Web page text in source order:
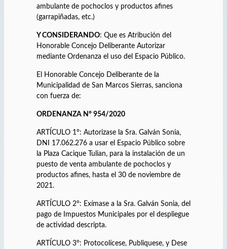
ambulante de pochoclos y productos afines
(garrapiñadas, etc.)
Y CONSIDERANDO: Que es Atribución del
Honorable Concejo Deliberante Autorizar
mediante Ordenanza el uso del Espacio Público.
El Honorable Concejo Deliberante de la
Municipalidad de San Marcos Sierras, sanciona
con fuerza de:
ORDENANZA N° 954/2020
ARTÍCULO 1°: Autorizase la Sra. Galván Sonia,
DNI 17.062.276 a usar el Espacio Público sobre
la Plaza Cacique Tulian, para la instalación de un
puesto de venta ambulante de pochoclos y
productos afines, hasta el 30 de noviembre de
2021.
ARTÍCULO 2°: Exímase a la Sra. Galván Sonia, del
pago de Impuestos Municipales por el despliegue
de actividad descripta.
ARTÍCULO 3°: Protocolícese, Publiquese, y Dese